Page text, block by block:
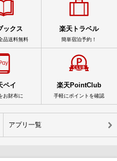
ックス
品送料無料
楽天トラベル
簡単宿泊予約！
ペイ
お財布に
楽天PointClub
手軽にポイントを確認
アプリ一覧